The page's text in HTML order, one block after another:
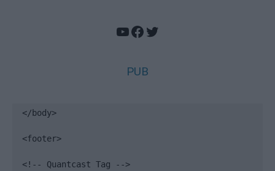
YouTube
Facebook
Twitter
PUB
</body>
<footer>
<!-- Quantcast Tag -->